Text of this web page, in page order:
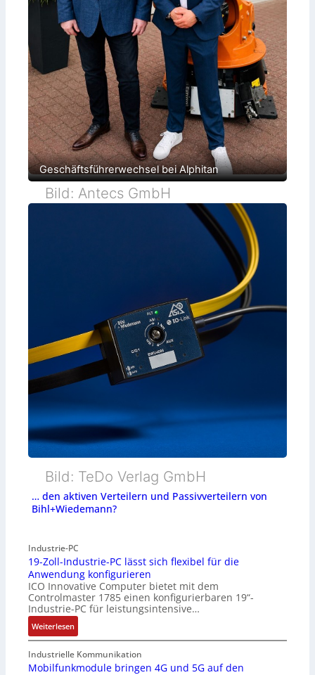
Geschäftsführerwechsel bei Alphitan
Bild: Antecs GmbH
Bild: TeDo Verlag GmbH
… den aktiven Verteilern und Passivverteilern von
Bihl+Wiedemann?
Industrie-PC
19-Zoll-Industrie-PC lässt sich flexibel für die
Anwendung konfigurieren
ICO Innovative Computer bietet mit dem
Controlmaster 1785 einen konfigurierbaren 19“-
Industrie-PC für leistungsintensive…
Weiterlesen:
1
9
-
Industrielle Kommunikation
Mobilfunkmodule bringen 4G und 5G auf den